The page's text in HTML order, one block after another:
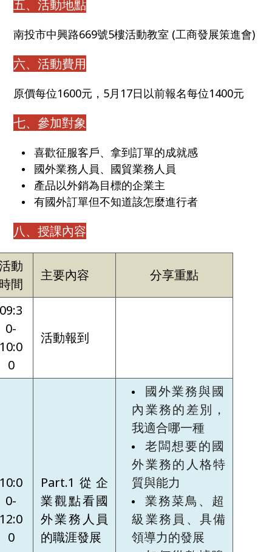
五、活動地點
南投市中興路669號5樓活動教室 (工商發展策進會)
六、活動費用
原價每位1600元，5月17日以前報名每位1400元
七、參加對象
喜歡征服客戶、拿到訂單的成就感
國外業務人員、國貿業務人員
產品以外銷為目標的企業主
有國外訂單但不知道該怎麼進行者
八、授課內容
動
間
主要內容 分享重點
09:3
0-
10:0
0
活動報到
10:0
0-
12:0
0
Part.1從企
業觀點看國
外業務人員
的職涯發展
國外業務與國
內業務的差別，
我適合哪一種
老闆想要的國
外業務的人格特
質與能力
業務菜鳥、超
級業務員、具備
領導力的發展